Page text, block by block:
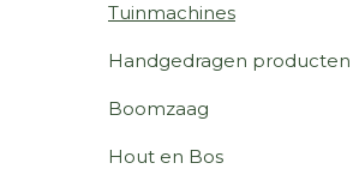
Tuinmachines
Handgedragen producten
Boomzaag
Hout en Bos